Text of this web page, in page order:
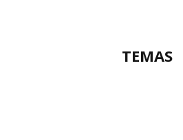
TEMAS